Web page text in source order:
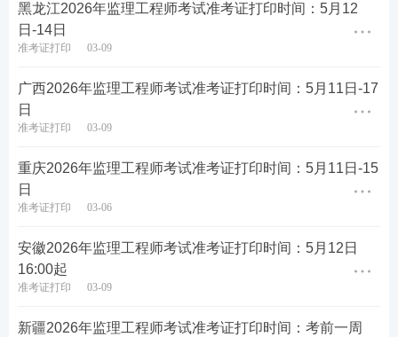
方法2：可以使用电子邮件找回密码。
打印准考证前，考生应仔细核对准考证上的身份证
号、部门名称及编码、职务名称和编码是否与所输
构解决。
准考证打印使用A4纸。颜色无要求，但内容要清
晰。
4、监理准考证备份
黑龙江2026年监理工程师考试准考证打印时间：5月12
日-14日
准考证打印 03-09
广西2026年监理工程师考试准考证打印时间：5月11日-17
日
准考证打印 03-09
重庆2026年监理工程师考试准考证打印时间：5月11日-15
日
准考证打印 03-06
安徽2026年监理工程师考试准考证打印时间：5月12日
16:00起
准考证打印 03-09
新疆2026年监理工程师考试准考证打印时间：考前一周